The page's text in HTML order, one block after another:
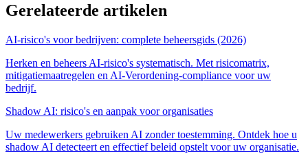
Gerelateerde artikelen
AI-risico's voor bedrijven: complete beheersgids (2026)
Herken en beheers AI-risico's systematisch. Met risicomatrix,
mitigatiemaatregelen en AI-Verordening-compliance voor uw
bedrijf.
Shadow AI: risico's en aanpak voor organisaties
Uw medewerkers gebruiken AI zonder toestemming. Ontdek hoe u
shadow AI detecteert en effectief beleid opstelt voor uw organisatie.